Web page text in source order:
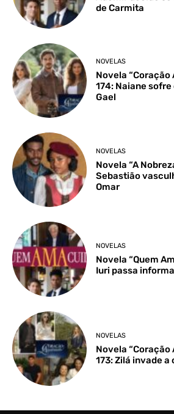
de Carmita
NOVELAS
Novela “Coração
174: Naiane
Gael
NOVELAS
Novela “A
Sebastião
Omar
NOVELAS
Novela “Quem
Iuri passa
NOVELAS
Novela “Coração
173: Zilá invade a